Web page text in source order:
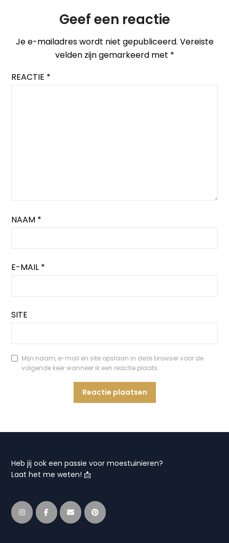
Geef een reactie
Je e-mailadres wordt niet gepubliceerd. Vereiste
velden zijn gemarkeerd met *
REACTIE *
NAAM *
E-MAIL *
SITE
Mijn naam, e-mail en site opslaan in deze browser voor de
volgende keer wanneer ik een reactie plaats.
Heb jij ook een passie voor moestuinieren?
Laat het me weten! 📩